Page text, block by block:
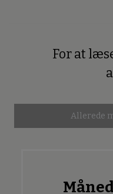
For at
Allerede